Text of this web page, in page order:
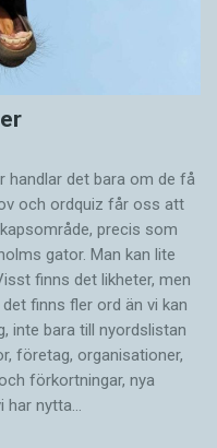
handlar det bara om de få
och ordquiz får oss att
precis som
gator. Man kan lite
finns det likheter, men
finns fler ord än vi kan
inte bara till nyordslistan
företag, organisationer,
förkortningar, nya
har nytta…